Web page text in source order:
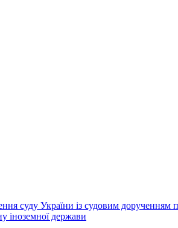
суду України із судовим
іноземної держави